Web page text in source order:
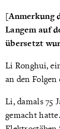
[Anmerkung
Langem auf
übersetzt
Li Ronghui,
an den
Li, damals 75
gemacht